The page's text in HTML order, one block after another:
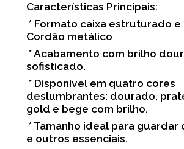
Características Principais:
* Formato caixa estruturado
Cordão metálico
* Acabamento com brilho
sofisticado.
* Disponível em quatro cores
deslumbrantes: dourado,
gold e bege com brilho.
* Tamanho ideal para
e outros essenciais.